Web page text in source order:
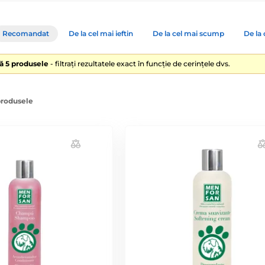
Recomandat De la cel mai ieftin De la cel mai scump De la
5 produsele - filtrați rezultatele exact în funcție de cerințele dvs.